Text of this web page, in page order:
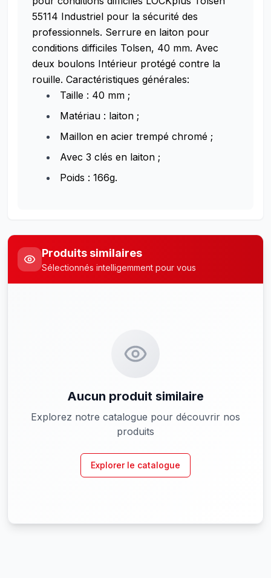
55114 Industriel pour la sécurité des
professionnels. Serrure en laiton pour
conditions difficiles Tolsen, 40 mm. Avec
deux boulons Intérieur protégé contre la
rouille. Caractéristiques générales:
Taille : 40 mm ;
Matériau : laiton ;
Maillon en acier trempé chromé ;
Avec 3 clés en laiton ;
Poids : 166g.
Produits similaires
Sélectionnés intelligemment pour vous
Aucun produit similaire
Explorez notre catalogue pour découvrir nos
produits
Explorer le catalogue